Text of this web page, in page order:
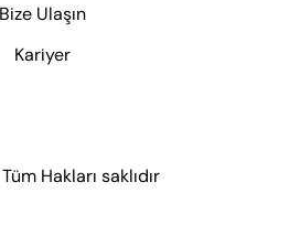
Bize Ulaşın
Kariyer
Hakları saklıdır